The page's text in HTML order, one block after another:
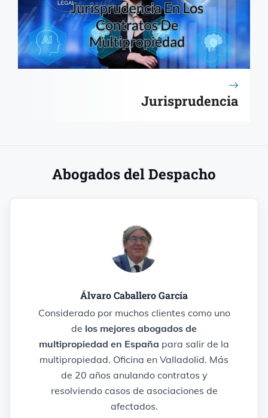
Jurisprudencia
Abogados del Despacho
Álvaro Caballero García
Considerado por muchos clientes como uno
de los mejores abogados de
multipropiedad en España para salir de la
multipropiedad. Oficina en Valladolid. Más
de 20 años anulando contratos y
resolviendo casos de asociaciones de
afectados.